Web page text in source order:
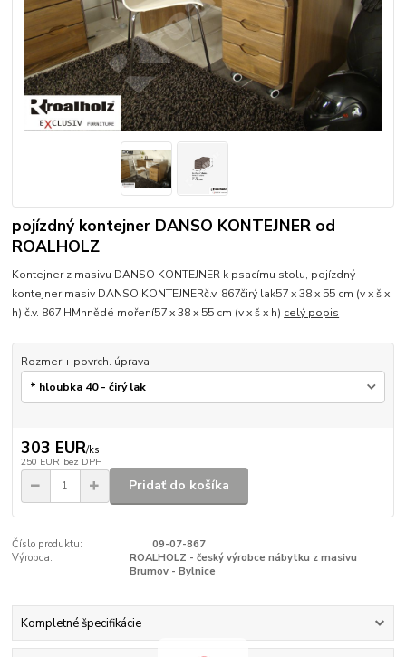
pojízdný kontejner DANSO KONTEJNER od
ROALHOLZ
Kontejner z masivu DANSO KONTEJNER k psacímu stolu, pojízdný
kontejner masiv DANSO KONTEJNERč.v. 867čirý lak57 x 38 x 55 cm (v x š x
h) č.v. 867 HMhnědé moření57 x 38 x 55 cm (v x š x h) celý popis
Rozmer + povrch. úprava
303 EUR/ks
250 EUR bez DPH
Pridať do košíka
Číslo produktu:
09-07-867
Výrobca:
ROALHOLZ - český výrobce nábytku z masivu
Brumov - Bylnice
Kompletné špecifikácie